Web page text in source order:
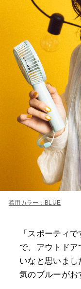
着用カラー：BLUE
「スポーティ
で、アウトド
いなと思いまし
気のブルーが